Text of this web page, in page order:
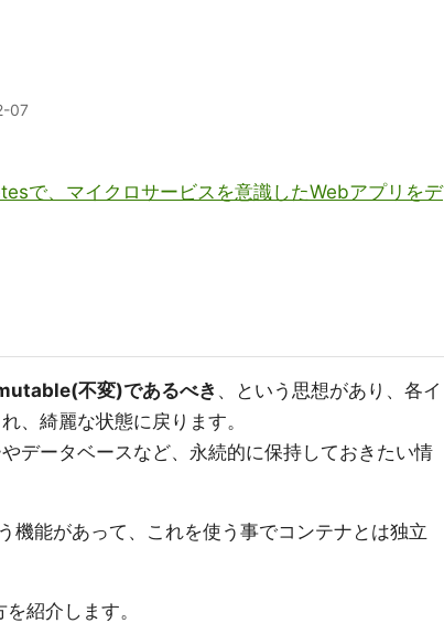
07
で、マイクロサービスを意識したWebアプリをデ
不変)であるべき 、という思想があり、各イ
、綺麗な状態に戻ります。
データベースなど、永続的に保持しておきたい情
能があって、これを使う事でコンテナとは独立
紹介します。